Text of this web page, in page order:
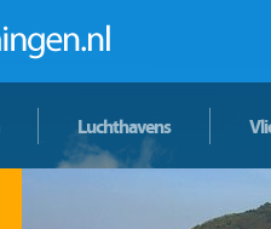
Luchthavens